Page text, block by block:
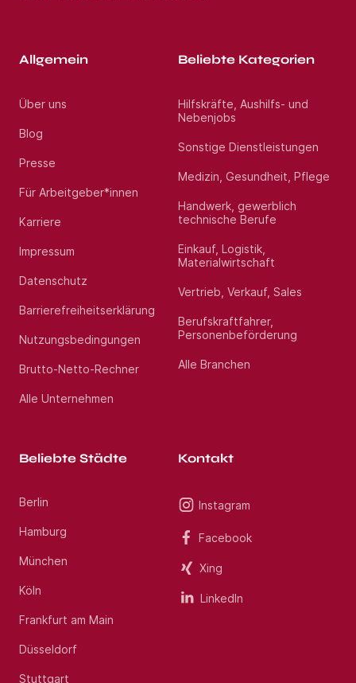
Allgemein
Über uns
Blog
Presse
Für Arbeitgeber*innen
Karriere
Impressum
Datenschutz
Barrierefreiheitserklärung
Nutzungsbedingungen
Brutto-Netto-Rechner
Alle Unternehmen
Beliebte Kategorien
Hilfskräfte, Aushilfs- und
Nebenjobs
Sonstige Dienstleistungen
Medizin, Gesundheit, Pflege
Handwerk, gewerblich
technische Berufe
Einkauf, Logistik,
Materialwirtschaft
Vertrieb, Verkauf, Sales
Berufskraftfahrer,
Personenbeförderung
Alle Branchen
Beliebte Städte
Berlin
Hamburg
München
Köln
Frankfurt am Main
Düsseldorf
Stuttgart
Kontakt
Instagram
Facebook
Xing
LinkedIn